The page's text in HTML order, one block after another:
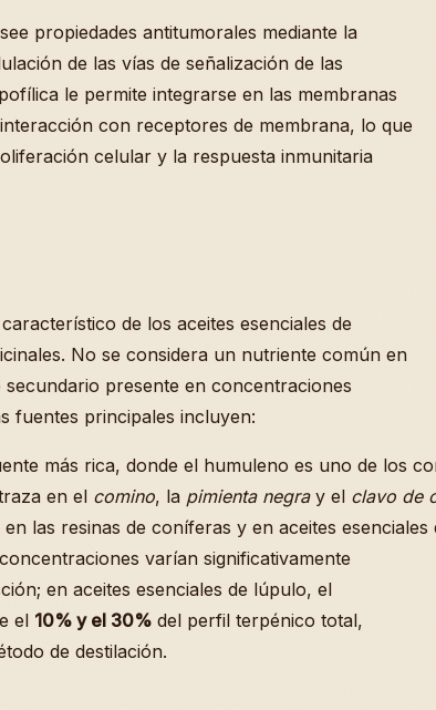
propiedades antitumorales mediante la
de las vías de señalización de las
le permite integrarse en las membranas
con receptores de membrana, lo que
celular y la respuesta inmunitaria
de los aceites esenciales de
No se considera un nutriente común en
presente en concentraciones
fuentes principales incluyen:
más rica, donde el humuleno es uno de los
en el comino, la pimienta negray el clavo de
las resinas de coníferas y en aceites
varían significativamente
en aceites esenciales de lúpulo, el
el 10% y el 30% del perfil terpénico total,
de destilación.